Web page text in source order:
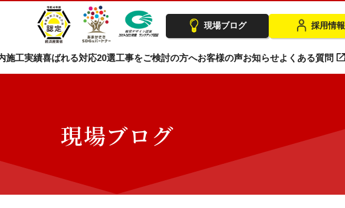
施工実績喜ばれる対応20選工事をご検討の方へお客様の声お知らせよくある質問
現場ブログ 採用情報
現場ブログ